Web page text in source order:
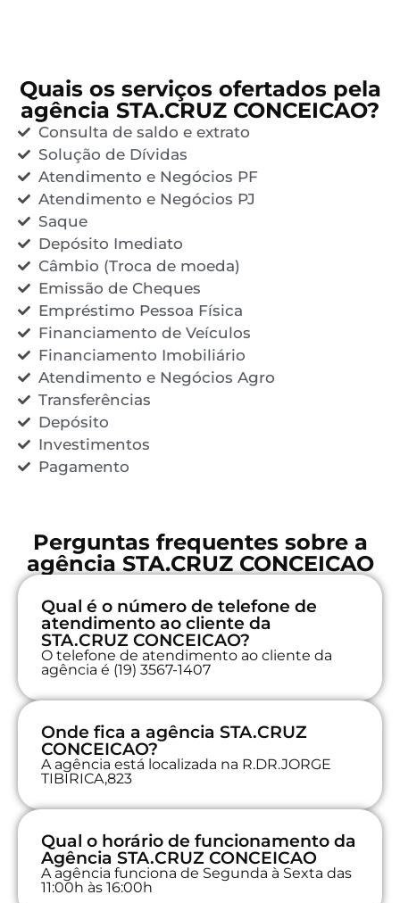
Quais os serviços ofertados pela
agência STA.CRUZ CONCEICAO?
Consulta de saldo e extrato
Solução de Dívidas
Atendimento e Negócios PF
Atendimento e Negócios PJ
Saque
Depósito Imediato
Câmbio (Troca de moeda)
Emissão de Cheques
Empréstimo Pessoa Física
Financiamento de Veículos
Financiamento Imobiliário
Atendimento e Negócios Agro
Transferências
Depósito
Investimentos
Pagamento
Perguntas frequentes sobre a
agência STA.CRUZ CONCEICAO
Qual é o número de telefone de
atendimento ao cliente da
STA.CRUZ CONCEICAO?
O telefone de atendimento ao cliente da
agência é (19) 3567-1407
Onde fica a agência STA.CRUZ
CONCEICAO?
A agência está localizada na R.DR.JORGE
TIBIRICA,823
Qual o horário de funcionamento da
Agência STA.CRUZ CONCEICAO
A agência funciona de Segunda à Sexta das
11:00h às 16:00h